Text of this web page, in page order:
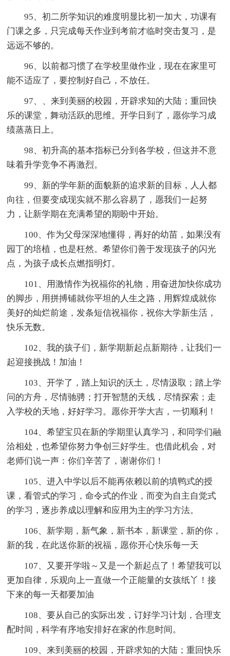
95、初二所学知识的难度明显比初一加大，功课有
门课之多，只完成每天作业到考前才临时突击复习，是
远远不够的。
96、以前都习惯了在学校里做作业，现在在家里可
能不适应了，要控制好自己，不放任。
97、、来到美丽的校园，开辟求知的大陆；重回快
乐的课堂，舞动活跃的思维。开学日到了，愿你学习成
绩蒸蒸日上。
98、初升高的基本指标已分到各学校，但这并不意
味着升学竞争不再激烈。
99、新的学年新的面貌新的追求新的目标，人人都
向往，但要变成现实就不那么容易了，愿我们一起努
力，让新学期在充满希望的期盼中开始。
100、作为父母深深地懂得，再好的幼苗，如果没有
园丁的培植，也是枉然。希望你们善于发现孩子的闪光
点，为孩子成长点燃指明灯。
101、用激情作为祝福你的礼物，用奋进加快你成功
的脚步，用拼搏铺就你平坦的人生之路，用辉煌成就你
美好的灿烂前途，发条短信祝福你，祝你大学新生活，
快乐无数。
102、我的孩子们，新学期新起点新期待，让我们一
起迎接挑战！加油！
103、开学了，踏上知识的沃土，尽情汲取；踏上学
问的方舟，尽情驰骋；打开智慧的天线，尽情探索；走
入学校的天地，好好学习。愿你开学大吉，一切顺利！
104、希望宝贝在新的学期里认真学习，和同学们融
洽相处，也希望你努力争创三好学生。也借此机会，对
老师们说一声：你们辛苦了，谢谢你们！
105、进入中学以后不能再依赖以前的填鸭式的授
课，看管式的学习，命令式的作业，而变为自主自觉式
的学习，逐步养成以理解和应用为主的学习方法。
106、新学期，新气象，新书本，新课堂，新的你，
新的我，在此送你新的祝福，愿你开心快乐每一天
107、又要开学啦～又是一个新起点了！希望我可以
更加自律，乐观向上一直做一个正能量的女孩纸丫！接
下来的每一天都要加油
108、要从自己的实际出发，订好学习计划，合理支
配时间，科学有序地安排好在家的作息时间。
109、来到美丽的校园，开辟求知的大陆；重回快乐